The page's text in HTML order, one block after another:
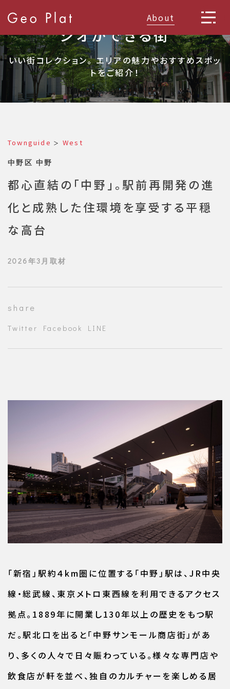
About
ジオができる街
いい街コレクション。 エリアの魅力やおすすめスポッ
トをご紹介！
Townguide ＞ West
中野区 中野
都心直結の「中野」。駅前再開発の進
化と成熟した住環境を享受する平穏
な高台
2026年3月取材
share
Twitter Facebook LINE
「新宿」駅約４km圏に位置する「中野」駅は、JR中央
線・総武線、東京メトロ東西線を利用できるアクセス
拠点。1889年に開業し130年以上の歴史をもつ駅
だ。駅北口を出ると「中野サンモール商店街」があ
り、多くの人々で日々賑わっている。様々な専門店や
飲食店が軒を並べ、独自のカルチャーを楽しめる居